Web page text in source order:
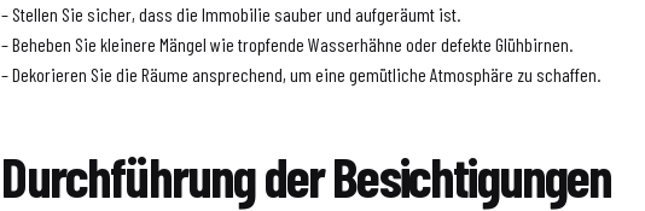
– Stellen Sie sicher, dass die Immobilie sauber und aufgeräumt ist.
– Beheben Sie kleinere Mängel wie tropfende Wasserhähne oder defekte Glühbirnen.
– Dekorieren Sie die Räume ansprechend, um eine gemütliche Atmosphäre zu schaffen.
Durchführung der Besichtigungen